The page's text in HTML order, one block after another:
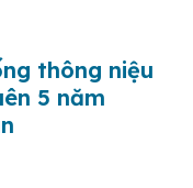
thông niệu
5 năm